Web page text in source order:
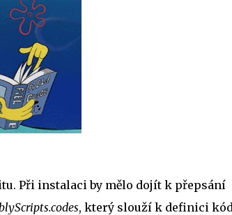
Při instalaci by mělo dojít k přepsání
, který slouží k definici